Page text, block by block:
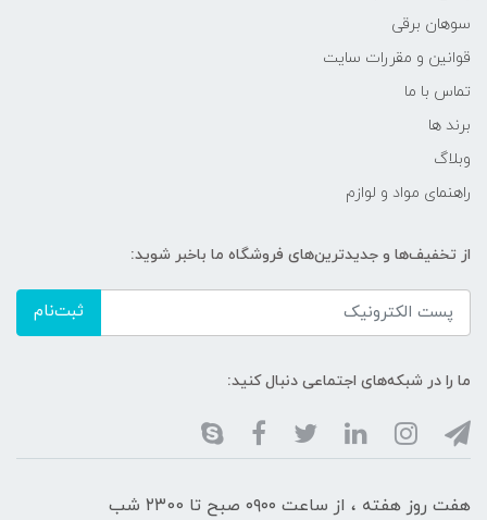
سوهان برقی
قوانین و مقررات سایت
تماس با ما
برند ها
وبلاگ
راهنمای مواد و لوازم
از تخفیف‌ها و جدیدترین‌های فروشگاه ما باخبر شوید:
ثبت‌نام
ما را در شبکه‌های اجتماعی دنبال کنید:
هفت روز هفته ، از ساعت ۰۹۰۰ صبح تا ۲۳00 شب